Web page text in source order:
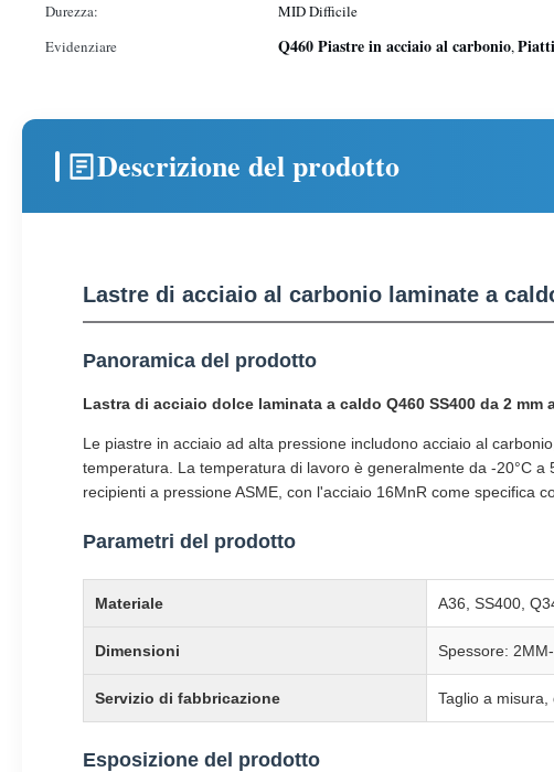
Durezza:
MID Difficile
Evidenziare
Q460 Piastre in acciaio al carbonio,
Descrizione del prodotto
Lastre di acciaio al carbonio laminate a
Panoramica del prodotto
Lastra di acciaio dolce laminata a caldo Q460 SS400 da 2 mm
Le piastre in acciaio ad alta pressione includono acciaio al
temperatura. La temperatura di lavoro è generalmente da -20°C
recipienti a pressione ASME, con l'acciaio 16MnR come specifica
Parametri del prodotto
Materiale A36, SS400,
Dimensioni Spessore:
Servizio di fabbricazione Taglio a
Esposizione del prodotto